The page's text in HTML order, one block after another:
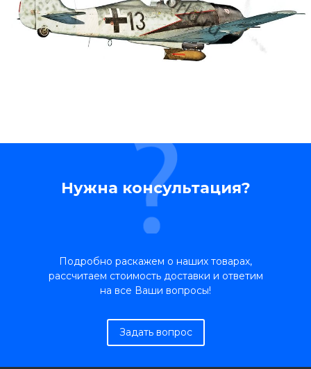
Нужна консультация?
Подробно раскажем о наших товарах,
рассчитаем стоимость доставки и ответим
на все Ваши вопросы!
Задать вопрос